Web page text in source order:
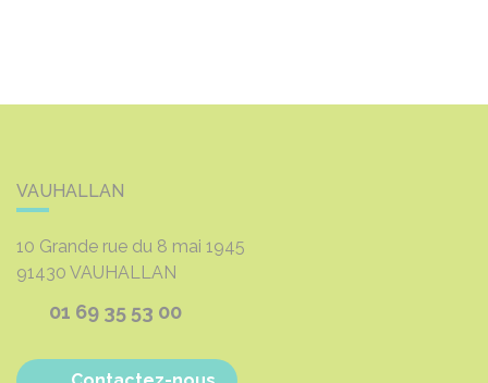
VAUHALLAN
10 Grande rue du 8 mai 1945
91430 VAUHALLAN
01 69 35 53 00